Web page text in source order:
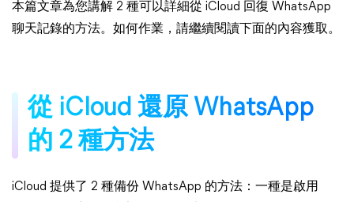
本篇文章為您講解 2 種可以詳細從 iCloud 回復 WhatsApp
聊天記錄的方法。如何作業，請繼續閱讀下面的內容獲取。
從 iCloud 還原 WhatsApp
的 2 種方法
iCloud 提供了 2 種備份 WhatsApp 的方法：一種是啟用